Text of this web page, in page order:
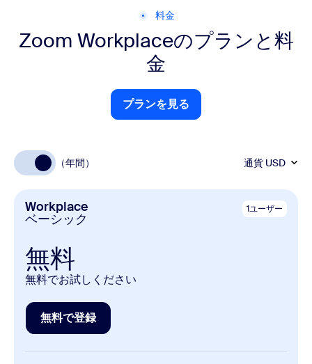
料金
Zoom Workplaceのプランと料
金
プランを見る
プランを見る
（年間） 通貨 USD
Workplace
ベーシック
1ユーザー
無料
無料でお試しください
無料で登録
無料で登録